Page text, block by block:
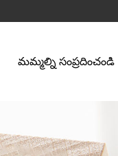
మమ్మల్ని సంప్రదించండి